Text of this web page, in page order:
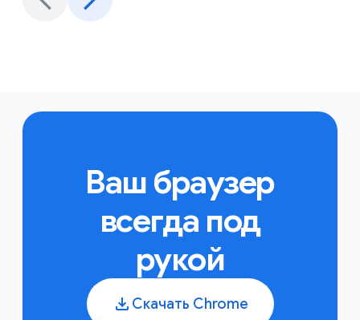
Ваш браузер
всегда под
рукой
Скачать Chrome